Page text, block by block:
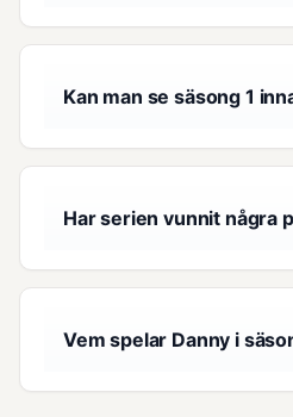
Kan man se säsong 1
Har serien vunnit några
Vem spelar Danny i